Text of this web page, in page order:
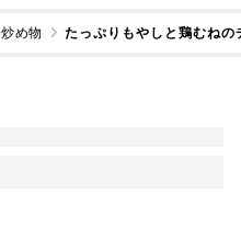
炒め物 たっぷりもやしと鶏むね